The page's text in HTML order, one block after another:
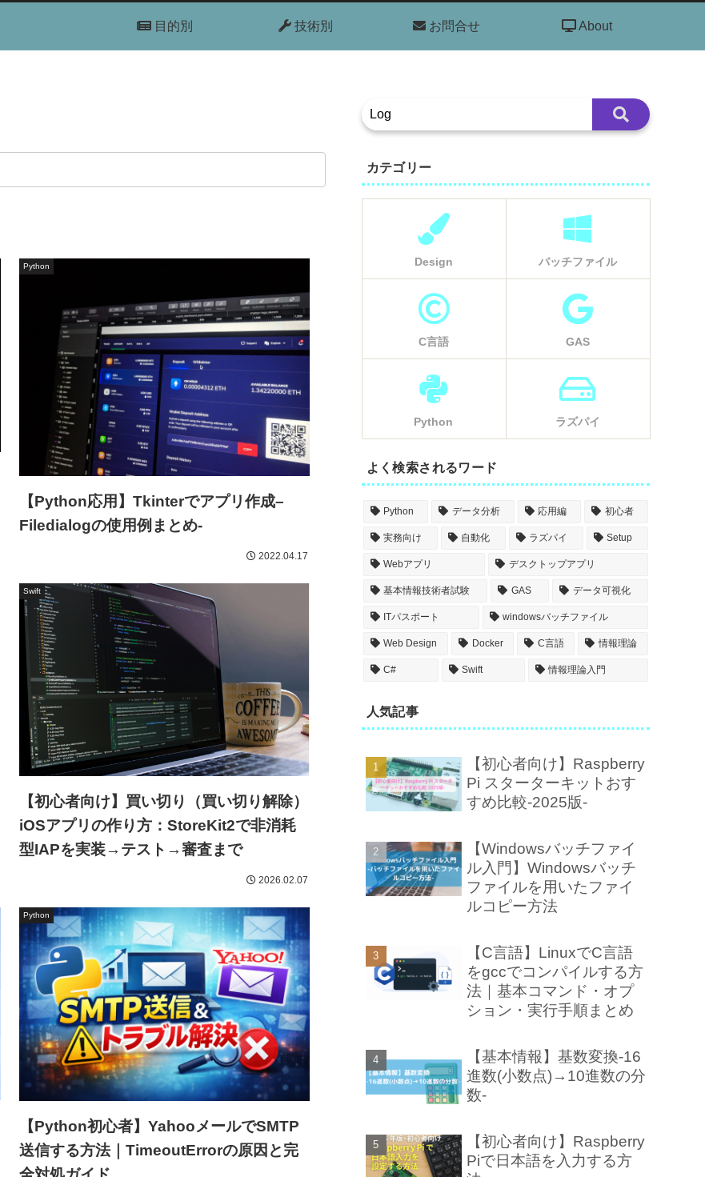
目的別 技術別 お問合せ About
Python
【Python応用】Tkinterでアプリ作成–
Filedialogの使用例まとめ-
2022.04.17
Swift
【初心者向け】買い切り（買い切り解除）
iOSアプリの作り方：StoreKit2で非消耗
型IAPを実装→テスト→審査まで
2026.02.07
Python
【Python初心者】YahooメールでSMTP
送信する方法｜TimeoutErrorの原因と完
カテゴリー
Design バッチファイル
C言語 GAS
Python ラズパイ
よく検索されるワード
Python データ分析 応用編 初心者
実務向け 自動化 ラズパイ Setup
Webアプリ デスクトップアプリ
基本情報技術者試験 GAS データ可視化
ITパスポート windowsバッチファイル
Web Design Docker C言語 情報理論
C# Swift 情報理論入門
人気記事
【初心者向け】Raspberry
Pi スターターキットおす
すめ比較-2025版-
【Windowsバッチファイ
ル入門】Windowsバッチ
ファイルを用いたファイ
ルコピー方法
【C言語】LinuxでC言語
をgccでコンパイルする方
法｜基本コマンド・オプ
ション・実行手順まとめ
【基本情報】基数変換-16
進数(小数点)→10進数の分
数-
【初心者向け】Raspberry
Piで日本語を入力する方